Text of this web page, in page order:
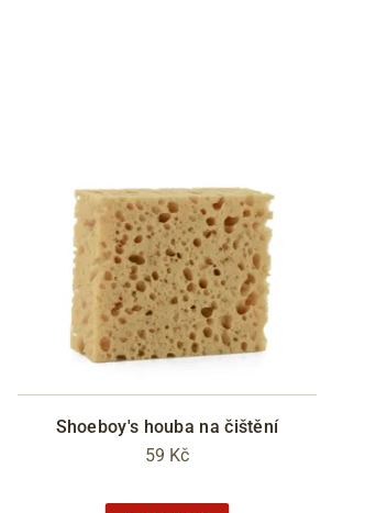
Shoeboy's houba na čištění
59 Kč